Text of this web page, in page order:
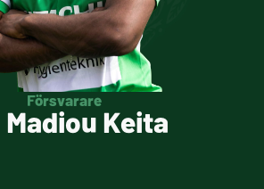
Försvarare
Madiou Keita